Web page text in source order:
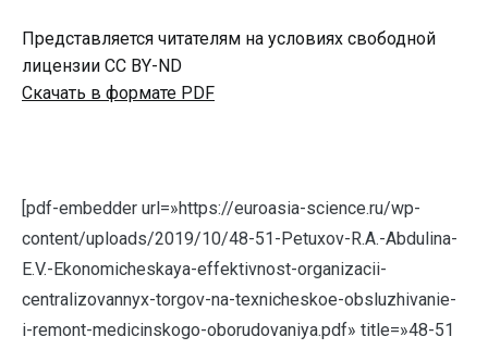
Представляется читателям на условиях свободной
лицензии CC BY-ND
Скачать в формате PDF
[pdf-embedder url=»https://euroasia-science.ru/wp-
content/uploads/2019/10/48-51-Petuxov-R.A.-Abdulina-
E.V.-Ekonomicheskaya-effektivnost-organizacii-
centralizovannyx-torgov-na-texnicheskoe-obsluzhivanie-
i-remont-medicinskogo-oborudovaniya.pdf» title=»48-51